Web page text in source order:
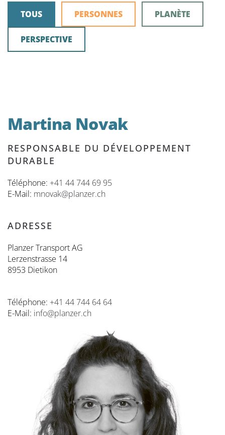
TOUS PERSONNES PLANÈTE
PERSPECTIVE
Martina Novak
RESPONSABLE DU DÉVELOPPEMENT
DURABLE
Téléphone: +41 44 744 69 95
E-Mail: mnovak@planzer.ch
ADRESSE
Planzer Transport AG
Lerzenstrasse 14
8953 Dietikon
Téléphone: +41 44 744 64 64
E-Mail: info@planzer.ch